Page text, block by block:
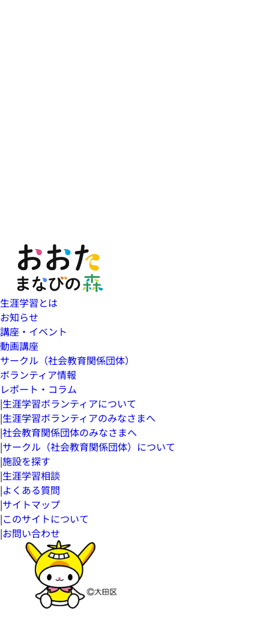
生涯学習とは
お知らせ
講座・イベント
動画講座
サークル（社会教育関係団体）
ボランティア情報
レポート・コラム
|生涯学習ボランティアについて
|生涯学習ボランティアのみなさまへ
|社会教育関係団体のみなさまへ
|サークル（社会教育関係団体）について
|施設を探す
|生涯学習相談
|よくある質問
|サイトマップ
|このサイトについて
|お問い合わせ